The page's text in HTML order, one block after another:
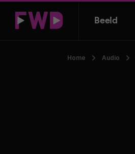
Beeld
Home Audio